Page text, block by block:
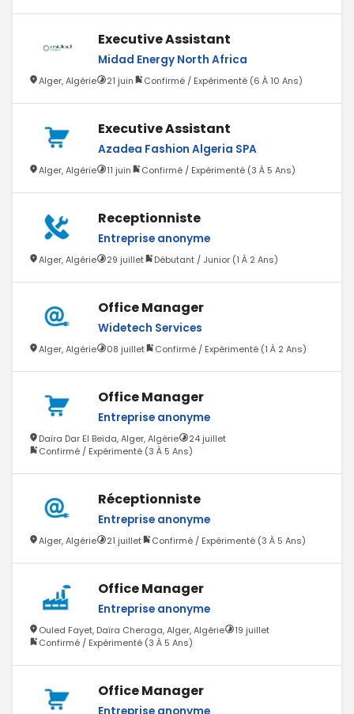
Executive Assistant
Midad Energy North Africa
Alger, Algérie 21 juin Confirmé / Expérimenté (6 À 10 Ans)
Executive Assistant
Azadea Fashion Algeria SPA
Alger, Algérie 11 juin Confirmé / Expérimenté (3 À 5 Ans)
Receptionniste
Entreprise anonyme
Alger, Algérie 29 juillet Débutant / Junior (1 À 2 Ans)
Office Manager
Widetech Services
Alger, Algérie 08 juillet Confirmé / Expérimenté (1 À 2 Ans)
Office Manager
Entreprise anonyme
Daïra Dar El Beïda, Alger, Algérie
24 juillet
Confirmé / Expérimenté (3 À 5 Ans)
Réceptionniste
Entreprise anonyme
Alger, Algérie 21 juillet Confirmé / Expérimenté (3 À 5 Ans)
Office Manager
Entreprise anonyme
Ouled Fayet, Daïra Cheraga, Alger, Algérie
19 juillet
Confirmé / Expérimenté (3 À 5 Ans)
Office Manager
Entreprise anonyme